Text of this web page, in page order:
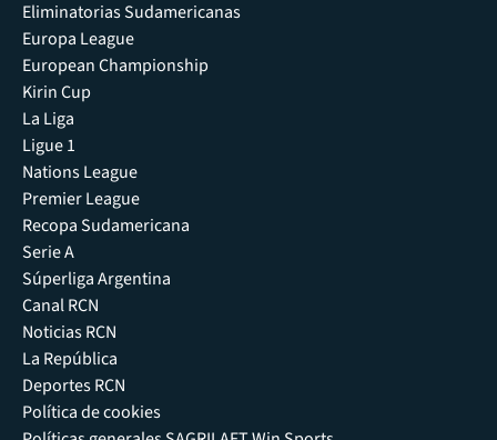
Eliminatorias Sudamericanas
Europa League
European Championship
Kirin Cup
La Liga
Ligue 1
Nations League
Premier League
Recopa Sudamericana
Serie A
Súperliga Argentina
Canal RCN
Noticias RCN
La República
Deportes RCN
Política de cookies